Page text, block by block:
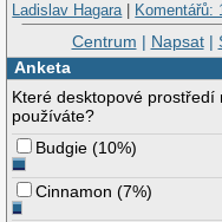
Ladislav Hagara| Komentářů:
Centrum | Napsat|
Anketa
Které desktopové prostředí
používáte?
Budgie (10%)
Cinnamon (7%)